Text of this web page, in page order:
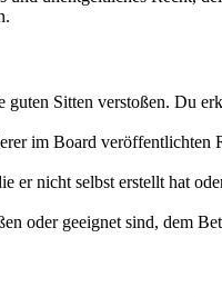
Sitten verstoßen. Du
im Board
nicht selbst erstellt hat
oder geeignet sind, dem